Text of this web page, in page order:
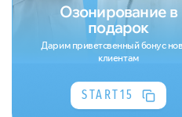
Озонирование в
подарок
Дарим приветсвенный бонус
клиентам
START15